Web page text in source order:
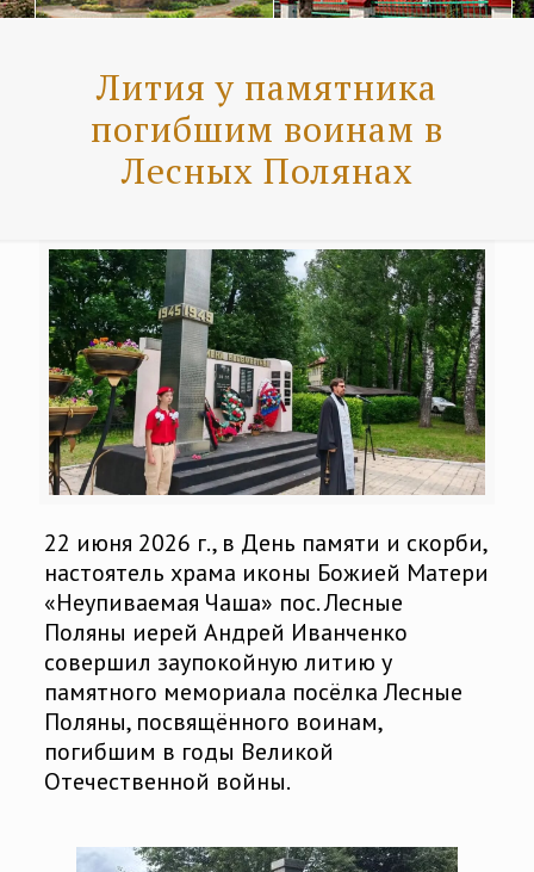
Лития у памятника
погибшим воинам в
Лесных Полянах
22 июня 2026 г., в День памяти и скорби,
настоятель храма иконы Божией Матери
«Неупиваемая Чаша» пос. Лесные
Поляны иерей Андрей Иванченко
совершил заупокойную литию у
памятного мемориала посёлка Лесные
Поляны, посвящённого воинам,
погибшим в годы Великой
Отечественной войны.